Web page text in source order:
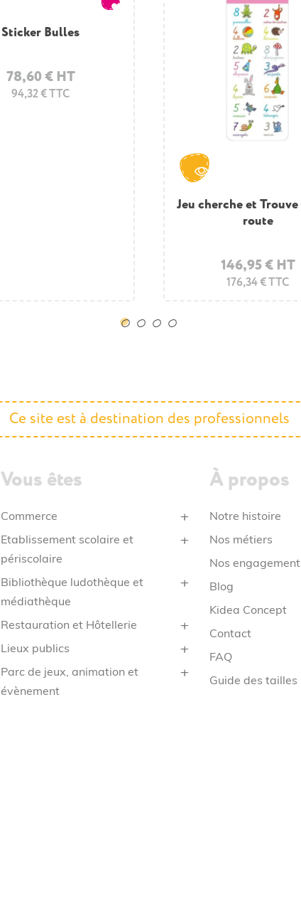
Sticker Bulles
78,60 € HT
94,32 € TTC
Jeu cherche et Trouve
route
146,95 € HT
176,34 € TTC
Ce site est à destination des professionnels
Vous êtes
Commerce
Etablissement scolaire et
périscolaire
Bibliothèque ludothèque et
médiathèque
Restauration et Hôtellerie
Lieux publics
Parc de jeux, animation et
évènement
À propos
Notre histoire
Nos métiers
Nos
Blog
Kidea Concept
Contact
FAQ
Guide des tailles